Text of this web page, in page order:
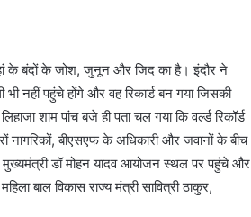
के बंदों के जोश, जुनून और जिद का है। इंदौर ने
नहीं पहुंचे होंगे और वह रिकार्ड बन गया जिसकी
शाम पांच बजे ही पता चल गया कि वर्ल्ड रिकॉर्ड
नागरिकों, बीएसएफ के अधिकारी और जवानों के बीच
डॉ मोहन यादव आयोजन स्थल पर पहुंचे और
बाल विकास राज्य मंत्री सावित्री ठाकुर,